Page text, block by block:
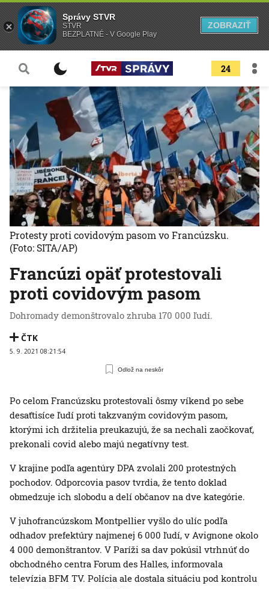
24
Francúzi opäť protestovali
proti covidovým pasom
Dohromady demonštrovalo zhruba 170 000 ľudí.
ČTK
5. 9. 2021 08:21:54
Odlož na neskôr
Protesty proti covidovým pasom vo Francúzsku.
(Foto: SITA/AP)
Po celom Francúzsku protestovali ôsmy víkend po sebe
desaťtisíce ľudí proti takzvaným covidovým pasom,
ktorými ich držitelia preukazujú, že sa nechali zaočkovať,
prekonali covid alebo majú negatívny test.
V krajine podľa agentúry DPA zvolali 200 protestných
pochodov. Odporcovia pasov tvrdia, že tento doklad
obmedzuje ich slobodu a delí občanov na dve kategórie.
V juhofrancúzskom Montpellier vyšlo do ulíc podľa
odhadov prefektúry najmenej 6 000 ľudí, v Avignone okolo
4 000 demonštrantov. V Paríži sa dav pokúsil vtrhnúť do
obchodného centra Forum des Halles, informovala
televízia BFM TV. Polícia ale dostala situáciu pod kontrolu
Správy STVR
STVR
BEZPLATNÉ - V Google Play
ZOBRAZIŤ